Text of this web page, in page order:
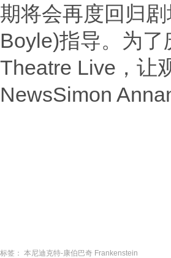
期将会再度回归
Boyle)指导。为
Theatre Live，让
NewsSimon
标签： 本尼迪克特-康伯巴奇 Frankenstein